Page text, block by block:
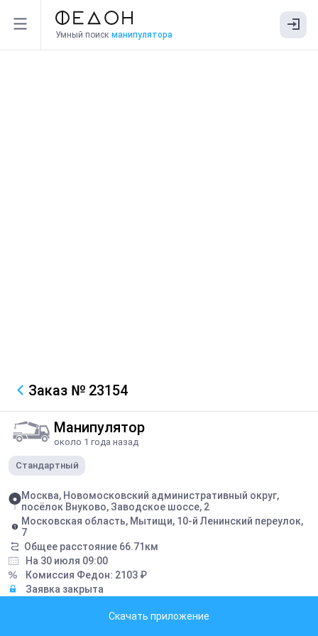
Умный поиск манипулятора
Заказ № 23154
Манипулятор
около 1 года назад
Стандартный
Москва, Новомосковский административный округ,
посёлок Внуково, Заводское шоссе, 2
Московская область, Мытищи, 10-й Ленинский переулок,
7
Общее расстояние 66.71 км
На 30 июля 09:00
Комиссия Федон: 2103 ₽
Заявка закрыта
Скачать приложение